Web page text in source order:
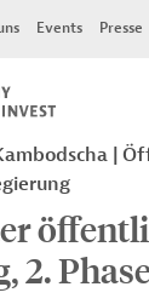
Events Presse
2.